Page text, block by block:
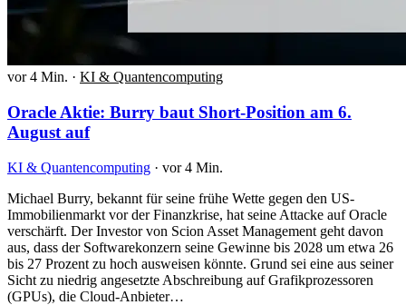
vor 4 Min. · KI & Quantencomputing
Oracle Aktie: Burry baut Short-Position am 6.
August auf
KI & Quantencomputing · vor 4 Min.
Michael Burry, bekannt für seine frühe Wette gegen den US-
Immobilienmarkt vor der Finanzkrise, hat seine Attacke auf Oracle
verschärft. Der Investor von Scion Asset Management geht davon
aus, dass der Softwarekonzern seine Gewinne bis 2028 um etwa 26
bis 27 Prozent zu hoch ausweisen könnte. Grund sei eine aus seiner
Sicht zu niedrig angesetzte Abschreibung auf Grafikprozessoren
(GPUs), die Cloud-Anbieter…